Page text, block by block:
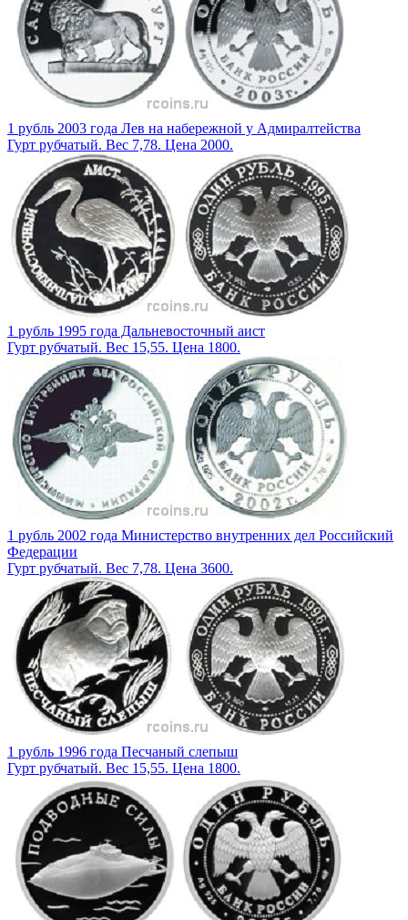
1 рубль 2003 года Лев на набережной у Адмиралтейства
Гурт рубчатый. Вес 7,78. Цена 2000.
1 рубль 1995 года Дальневосточный аист
Гурт рубчатый. Вес 15,55. Цена 1800.
1 рубль 2002 года Министерство внутренних дел Российский
Федерации
Гурт рубчатый. Вес 7,78. Цена 3600.
1 рубль 1996 года Песчаный слепыш
Гурт рубчатый. Вес 15,55. Цена 1800.